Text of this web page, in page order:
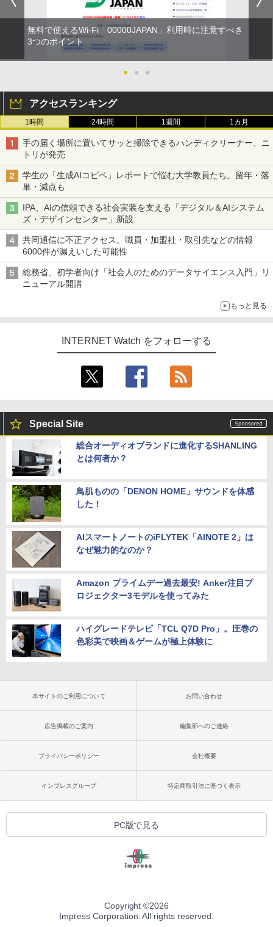
無料で使えるWi-Fi「00000JAPAN」利用時に注意すべき
3つのポイント
● ● ●
アクセスランキング
1時間 24時間 1週間 1カ月
手の届く場所に置いてサッと掃除できるハンディクリーナー、ニ
トリが発売
学生の「生成AIコピペ」レポートで悩む大学教員たち。留年・落
単・減点も
IPA、AIの信頼できる社会実装を支える「デジタル＆AIシステム
ズ・デザインセンター」新設
共同通信に不正アクセス。職員・加盟社・取引先などの情報
6000件が漏えいした可能性
総務省、初学者向け「社会人のためのデータサイエンス入門」リ
ニューアル開講
もっと見る
INTERNET Watch をフォローする
Special Site
総合オーディオブランドに進化するSHANLING
とは何者か？
鳥肌ものの「DENON HOME」サウンドを体感
した！
AIスマートノートのiFLYTEK「AINOTE 2」は
なぜ魅力的なのか？
Amazon プライムデー過去最安! Anker注目プ
ロジェクター3モデルを使ってみた
ハイグレードテレビ「TCL Q7D Pro」。圧巻の
色彩美で映画＆ゲームが極上体験に
本サイトのご利用について お問い合わせ
広告掲載のご案内 編集部へのご連絡
プライバシーポリシー 会社概要
インプレスグループ 特定商取引法に基づく表示
PC版で見る
Copyright ©2026
Impress Corporation. All rights reserved.